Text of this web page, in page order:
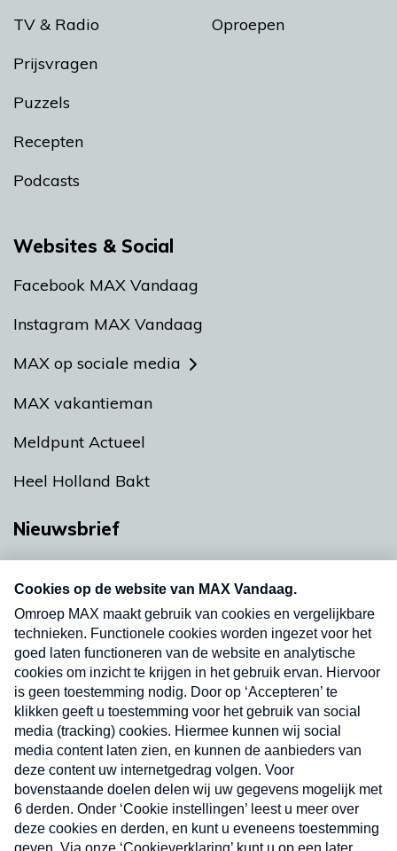
TV & Radio
Prijsvragen
Puzzels
Recepten
Podcasts
Oproepen
Websites & Social
Facebook MAX Vandaag
Instagram MAX Vandaag
MAX op sociale media
MAX vakantieman
Meldpunt Actueel
Heel Holland Bakt
Nieuwsbrief
nieuwsbrief. Elke vrijdag- en dinsdagochtend in
uw mailbox.
Verzend
Nieuwsbrief